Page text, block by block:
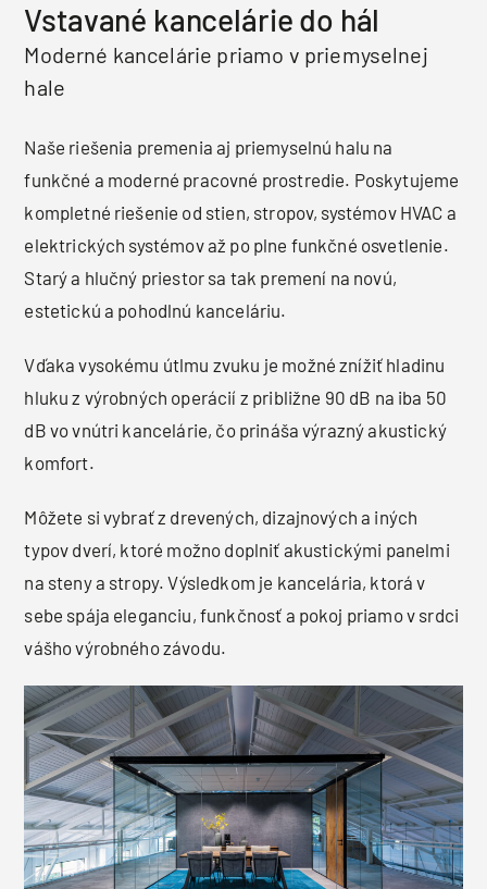
Vstavané kancelárie do hál
Moderné kancelárie priamo v priemyselnej
hale
Naše riešenia premenia aj priemyselnú halu na
funkčné a moderné pracovné prostredie. Poskytujeme
kompletné riešenie od stien, stropov, systémov HVAC a
elektrických systémov až po plne funkčné osvetlenie.
Starý a hlučný priestor sa tak premení na novú,
estetickú a pohodlnú kanceláriu.
Vďaka vysokému útlmu zvuku je možné znížiť hladinu
hluku z výrobných operácií z približne 90 dB na iba 50
dB vo vnútri kancelárie, čo prináša výrazný akustický
komfort.
Môžete si vybrať z drevených, dizajnových a iných
typov dverí, ktoré možno doplniť akustickými panelmi
na steny a stropy. Výsledkom je kancelária, ktorá v
sebe spája eleganciu, funkčnosť a pokoj priamo v srdci
vášho výrobného závodu.